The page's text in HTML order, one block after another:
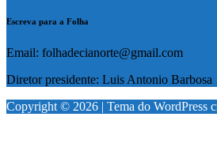
Escreva para a Folha
Email: folhadecianorte@gmail.com
Diretor presidente: Luis Antonio Barbosa
Copyright © 2026 | Tema do WordPress